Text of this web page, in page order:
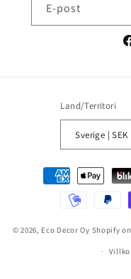
E-post
Land/Territori
Betalningsmetoder
© 2026, Eco Decor Oy Shopify